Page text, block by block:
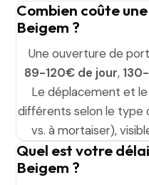
Combien coûte
Beigem ?
Une ouverture de
89-120€ de jour,
Le déplacement et le
différents selon le type
vs. à mortaiser),
Quel est votre
Beigem ?